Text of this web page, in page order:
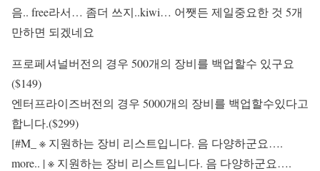
음.. free라서… 좀더 쓰지..kiwi… 어쨋든 제일중요한 것 5개
만하면 되겠네요
프로페셔널버전의 경우 500개의 장비를 백업할수 있구요
($149)
엔터프라이즈버전의 경우 5000개의 장비를 백업할수있다고
합니다.($299)
[#M_ ※ 지원하는 장비 리스트입니다. 음 다양하군요….
more.. | ※ 지원하는 장비 리스트입니다. 음 다양하군요….